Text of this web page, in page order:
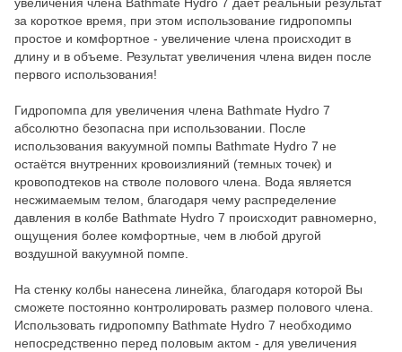
за короткое время, при этом использование гидропомпы
простое и комфортное - увеличение члена происходит в
длину и в объеме. Результат увеличения члена виден после
первого использования!
Гидропомпа для увеличения члена Bathmate Hydro 7
абсолютно безопасна при использовании. После
использования вакуумной помпы Bathmate Hydro 7 не
остаётся внутренних кровоизлияний (темных точек) и
кровоподтеков на стволе полового члена. Вода является
несжимаемым телом, благодаря чему распределение
давления в колбе Bathmate Hydro 7 происходит равномерно,
ощущения более комфортные, чем в любой другой
воздушной вакуумной помпе.
На стенку колбы нанесена линейка, благодаря которой Вы
сможете постоянно контролировать размер полового члена.
Использовать гидропомпу Bathmate Hydro 7 необходимо
непосредственно перед половым актом - для увеличения